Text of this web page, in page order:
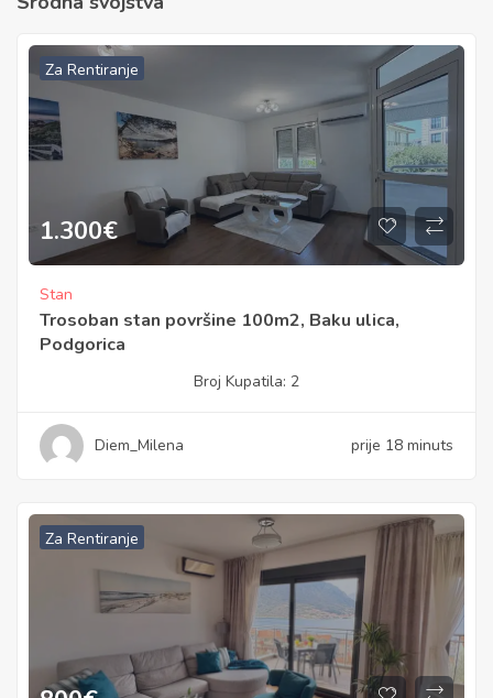
Za Rentiranje
1.300€
Stan
Trosoban stan površine 100m2, Baku ulica,
Podgorica
Broj Kupatila: 2
Diem_Milena prije 18 minuts
Za Rentiranje